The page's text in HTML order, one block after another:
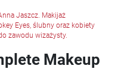
Jaszcz. Makijaż
Eyes, ślubny oraz kobiety
zawodu wizażysty.
Makeup